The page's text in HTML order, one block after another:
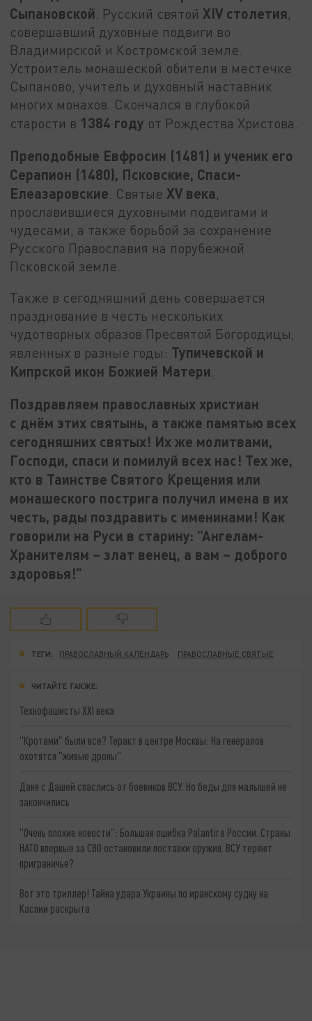
Сыпановской . Русский святой XIV столетия,
совершавший духовные подвиги во
Владимирской и Костромской земле.
Устроитель монашеской обители в местечке
Сыпаново, учитель и духовный наставник
многих монахов. Скончался в глубокой
старости в 1384 году от Рождества Христова.
Преподобные Евфросин (1481) и ученик его
Серапион (1480), Псковские, Спаси-
Елеазаровские . Святые XV века,
прославившиеся духовными подвигами и
чудесами, а также борьбой за сохранение
Русского Православия на порубежной
Псковской земле.
Также в сегодняшний день совершается
празднование в честь нескольких
чудотворных образов Пресвятой Богородицы,
явленных в разные годы: Тупичевской и
Кипрской икон Божией Матери
Поздравляем православных христиан
с днём этих святынь, а также памятью всех
сегодняшних святых! Их же молитвами,
Господи, спаси и помилуй всех нас! Тех же,
кто в Таинстве Святого Крещения или
монашеского пострига получил имена в их
честь, рады поздравить с именинами! Как
говорили на Руси в старину: "Ангелам-
Хранителям – злат венец, а вам – доброго
здоровья!"
ТЕГИ: ПРАВОСЛАВНЫЙ КАЛЕНДАРЬ ПРАВОСЛАВНЫЕ СВЯТЫЕ
ЧИТАЙТЕ ТАКЖЕ:
Технофашисты XXI века
"Кротами" были все? Теракт в центре Москвы: На генералов
охотятся "живые дроны"
Даня с Дашей спаслись от боевиков ВСУ. Но беды для малышей не
закончились
"Очень плохие новости": Большая ошибка Palantir в России. Страны
НАТО впервые за СВО остановили поставки оружия. ВСУ теряют
приграничье?
Вот это триллер! Тайна удара Украины по иранскому судну на
Каспии раскрыта